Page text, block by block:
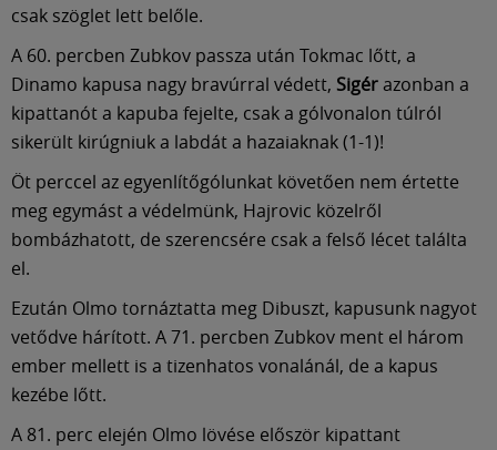
csak szöglet lett belőle.
A 60. percben Zubkov passza után Tokmac lőtt, a
Dinamo kapusa nagy bravúrral védett, Sigérazonban a
kipattanót a kapuba fejelte, csak a gólvonalon túlról
sikerült kirúgniuk a labdát a hazaiaknak (1-1)!
Öt perccel az egyenlítőgólunkat követően nem értette
meg egymást a védelmünk, Hajrovic közelről
bombázhatott, de szerencsére csak a felső lécet találta
el.
Ezután Olmo tornáztatta meg Dibuszt, kapusunk nagyot
vetődve hárított. A 71. percben Zubkov ment el három
ember mellett is a tizenhatos vonalánál, de a kapus
kezébe lőtt.
A 81. perc elején Olmo lövése először kipattant